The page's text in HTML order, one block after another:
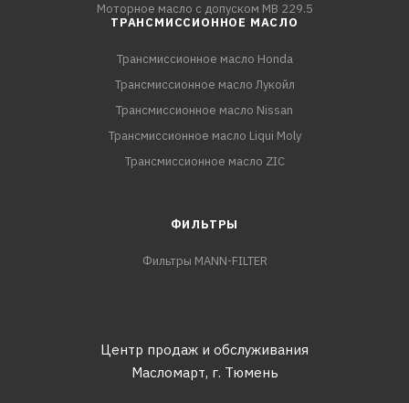
Моторное масло с допуском MB 229.5
ТРАНСМИССИОННОЕ МАСЛО
Трансмиссионное масло Honda
Трансмиссионное масло Лукойл
Трансмиссионное масло Nissan
Трансмиссионное масло Liqui Moly
Трансмиссионное масло ZIC
ФИЛЬТРЫ
Фильтры MANN-FILTER
Центр продаж и обслуживания
Масломарт, г. Тюмень